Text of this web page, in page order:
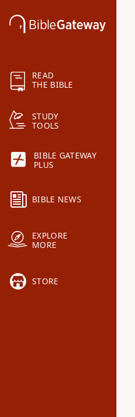
READ
THE BIBLE
STUDY
TOOLS
BIBLE GATEWAY
PLUS
BIBLE NEWS
EXPLORE
MORE
STORE